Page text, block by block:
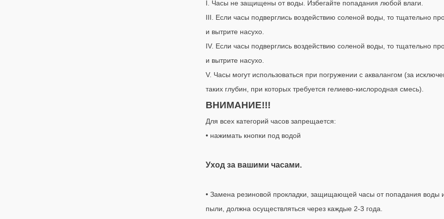
I. Часы не защищены от воды. Избегайте попадания любой влаги.
III. Если часы подверглись воздействию соленой воды, то тщательно
и вытрите насухо.
IV. Если часы подверглись воздействию соленой воды, то тщательно
и вытрите насухо.
V. Часы могут использоваться при погружении с аквалангом (за
таких глубин, при которых требуется гелиево-кислородная смесь).
ВНИМАНИЕ!!!
Для всех категорий часов запрещается:
• нажимать кнопки под водой
Уход за вашими часами.
• Замена резиновой прокладки, защищающей часы от попадания воды
пыли, должна осуществляться через каждые 2-3 года.